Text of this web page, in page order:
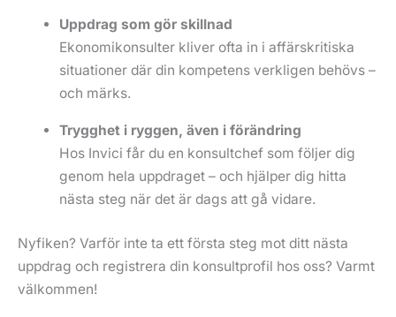
Uppdrag som gör skillnad
Ekonomikonsulter kliver ofta in i affärskritiska
situationer där din kompetens verkligen behövs –
och märks.
Trygghet i ryggen, även i förändring
Hos Invici får du en konsultchef som följer dig
genom hela uppdraget – och hjälper dig hitta
nästa steg när det är dags att gå vidare.
Nyfiken? Varför inte ta ett första steg mot ditt nästa
uppdrag och registrera din konsultprofil hos oss? Varmt
välkommen!